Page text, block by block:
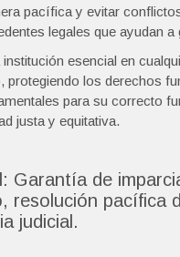
pacífica y evitar
legales que ayudan
esencial en
protegiendo los derechos
para su correcto
justa y equitativa.
Garantía de
resolución pacífica
judicial.